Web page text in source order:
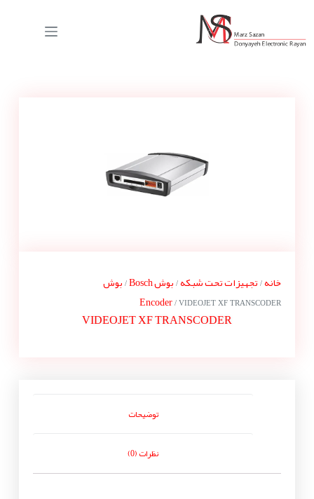
خانه/ تجهیزات تحت شبکه/ بوش Bosch / بوش
Encoder / VIDEOJET XF TRANSCODER
VIDEOJET XF TRANSCODER
توضیحات
نظرات (0)